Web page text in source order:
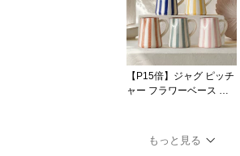
ェア 22cm ハンドメイド
輸入食器 直輸入 インポ
ート 海外インテリア お
しゃれ かわいい モダン
オブジェ ディスプレイ
ギフト VALSA HOME
【P15倍】ジャグ ピッチ
ャー フラワーベース 花
柄 陶器 セラミック ブル
ー グリーン テラコッタ
もっと見る